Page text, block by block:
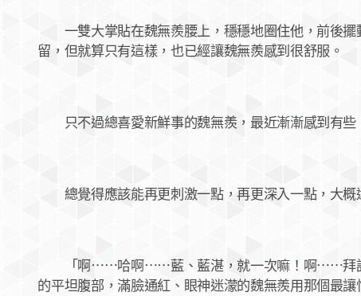
一雙大掌貼在魏無羨腰上，穩穩地圈住他，前後擺
留，但就算只有這樣，也已經讓魏無羨感到很舒服。
只不過總喜愛新鮮事的魏無羨，最近漸漸感到有些
總覺得應該能再更刺激一點，再更深入一點，大概
「啊⋯⋯哈啊⋯⋯藍、藍湛，就一次嘛！啊⋯⋯拜
的平坦腹部，滿臉通紅、眼神迷濛的魏無羨用那個最